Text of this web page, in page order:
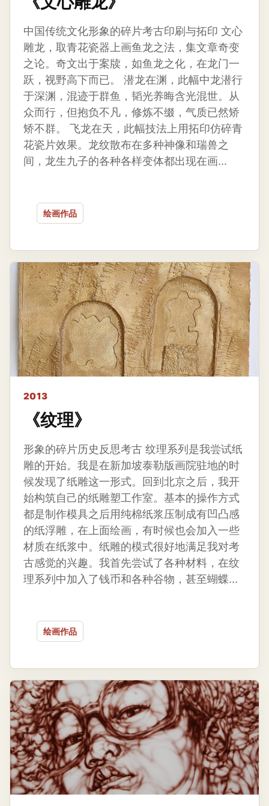
中国传统文化形象的碎片考古印刷与拓印 文心
雕龙，取青花瓷器上画鱼龙之法，集文章奇变
之论。奇文出于案牍，如鱼龙之化，在龙门一
跃，视野高下而已。 潜龙在渊，此幅中龙潜行
于深渊，混迹于群鱼，韬光养晦含光混世。从
众而行，但抱负不凡，修炼不缀，气质已然矫
矫不群。 飞龙在天，此幅技法上用拓印仿碎青
花瓷片效果。龙纹散布在多种神像和瑞兽之
间，龙生九子的各种各样变体都出现在画...
绘画作品
2013
《纹理》
形象的碎片历史反思考古 纹理系列是我尝试纸
雕的开始。我是在新加坡泰勒版画院驻地的时
候发现了纸雕这一形式。回到北京之后，我开
始构筑自己的纸雕塑工作室。基本的操作方式
都是制作模具之后用纯棉纸浆压制成有凹凸感
的纸浮雕，在上面绘画，有时候也会加入一些
材质在纸浆中。纸雕的模式很好地满足我对考
古感觉的兴趣。我首先尝试了各种材料，在纹
理系列中加入了钱币和各种谷物，甚至蝴蝶...
绘画作品